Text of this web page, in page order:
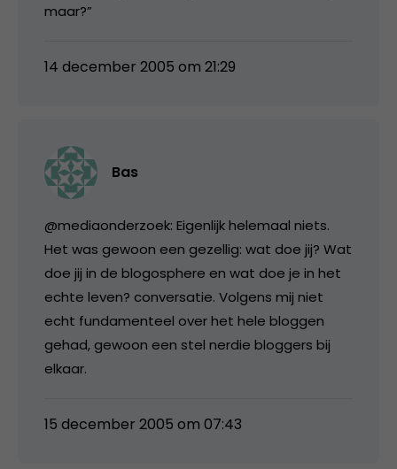
maar?”
14 december 2005 om 21:29
Bas
@mediaonderzoek: Eigenlijk helemaal niets.
Het was gewoon een gezellig: wat doe jij? Wat
doe jij in de blogosphere en wat doe je in het
echte leven? conversatie. Volgens mij niet
echt fundamenteel over het hele bloggen
gehad, gewoon een stel nerdie bloggers bij
elkaar.
15 december 2005 om 07:43